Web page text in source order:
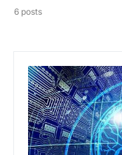
6 posts